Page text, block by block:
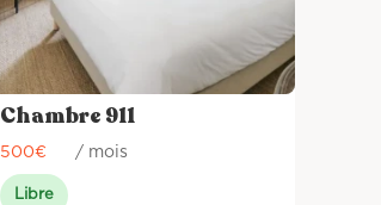
Chambre 911
500€ / mois
Libre